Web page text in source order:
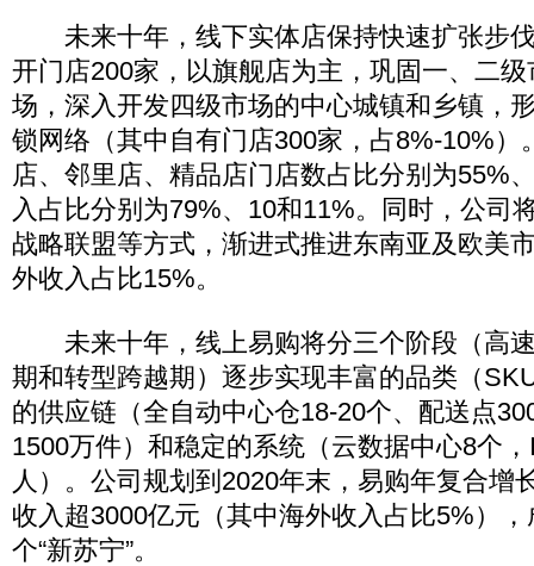
未来十年，线下实体店保持快速扩张步
开门店200家，以旗舰店为主，巩固一、二
场，深入开发四级市场的中心城镇和乡镇，
锁网络（其中自有门店300家，占8%-10%）
店、邻里店、精品店门店数占比分别为55%
入占比分别为79%、10和11%。同时，公司
战略联盟等方式，渐进式推进东南亚及欧美
外收入占比15%。
未来十年，线上易购将分三个阶段（高
期和转型跨越期）逐步实现丰富的品类（
的供应链（全自动中心仓18-20个、配送点
1500万件）和稳定的系统（云数据中心8个
人）。公司规划到2020年末，易购年复合增
收入超3000亿元（其中海外收入占比5%）
个“新苏宁”。